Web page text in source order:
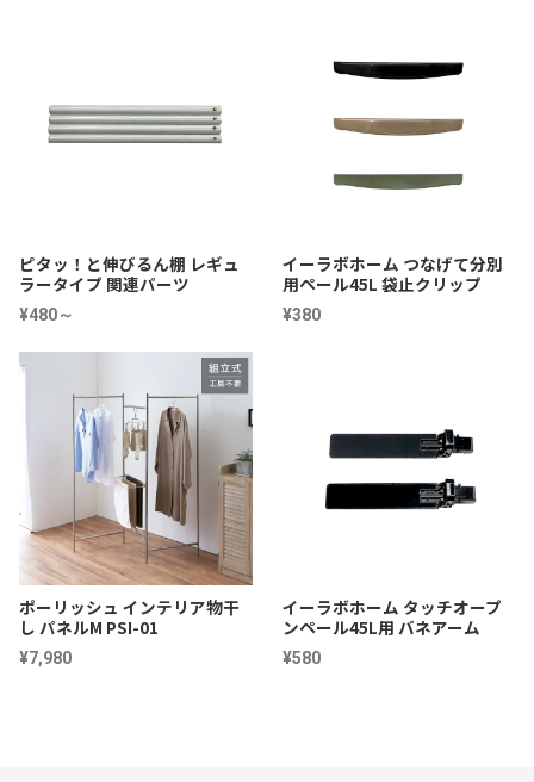
ピタッ！と伸びるん棚 レギュ
ラータイプ 関連パーツ
¥480～
イーラボホーム つなげて分別
用ペール45L 袋止クリップ
¥380
ポーリッシュ インテリア物干
し パネルM PSI-01
¥7,980
イーラボホーム タッチオープ
ンペール45L用 バネアーム
¥580